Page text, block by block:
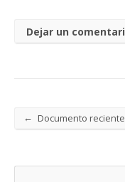
← Documento reciente
Buscar